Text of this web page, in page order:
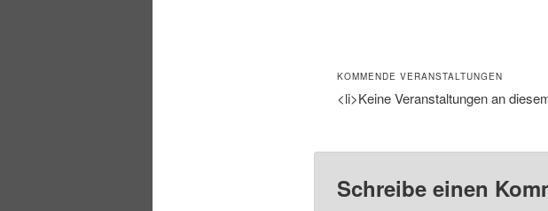
KOMMENDE VERANSTALTUNGEN
<li>Keine Veranstaltungen an
Schreibe einen